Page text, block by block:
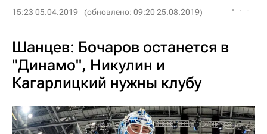
15:23 05.04.2019 (обновлено: 09:20 25.08.2019)
Шанцев: Бочаров останется в
"Динамо", Никулин и
Кагарлицкий нужны клубу